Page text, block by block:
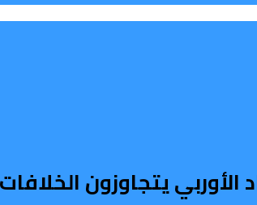
الأوربي يتجاوزون